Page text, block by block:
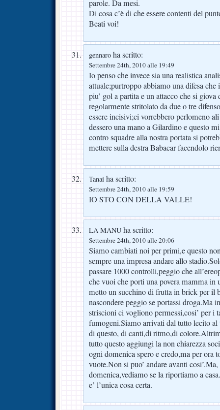
parole. Da mesi.
Di cosa c’è di che essere contenti del
Beati voi!
gennaro ha scritto:
Settembre 24th, 2010 alle 19:49
Io penso che invece sia una realistica
attuale;purtroppo abbiamo una difesa che
piu’ gol a partita e un attacco che si giova
regolarmente stritolato da due o tre
essere incisivi;ci vorrebbero perlomeno
dessero una mano a Gilardino e questo
contro squadre alla nostra portata si
mettere sulla destra Babacar facendolo
Tanai ha scritto:
Settembre 24th, 2010 alle 19:59
IO STO CON DELLA VALLE!
LA MANU ha scritto:
Settembre 24th, 2010 alle 20:06
Siamo cambiati noi per primi,e questo
sempre una impresa andare allo
passare 1000 controlli,peggio che
che vuoi che porti una povera mamma in
metto un succhino di frutta in brick per il
nascondere peggio se portassi droga.Ma
striscioni ci vogliono permessi,cosi’ per i
fumogeni.Siamo arrivati dal tutto lecito
di questo, di canti,di ritmo,di
tutto questo aggiungi la non chiarezza
ogni domenica spero e credo,ma per ora
vuote.Non si puo’ andare avanti
domenica,vediamo se la riportiamo a
e’ l’unica cosa certa.